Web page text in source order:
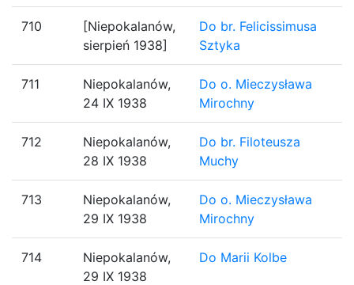
710
[Niepokalanów,
sierpień 1938]
Do br. Felicissimusa
Sztyka
711
Niepokalanów,
24 IX 1938
Do o. Mieczysława
Mirochny
712
Niepokalanów,
28 IX 1938
Do br. Filoteusza
Muchy
713
Niepokalanów,
29 IX 1938
Do o. Mieczysława
Mirochny
714
Niepokalanów,
29 IX 1938
Do Marii Kolbe